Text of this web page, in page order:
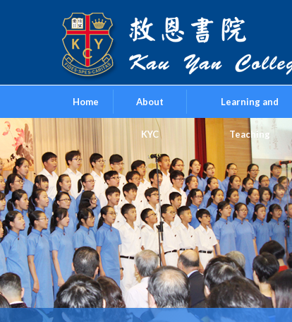
Home About
KYC
Learning and
Teaching